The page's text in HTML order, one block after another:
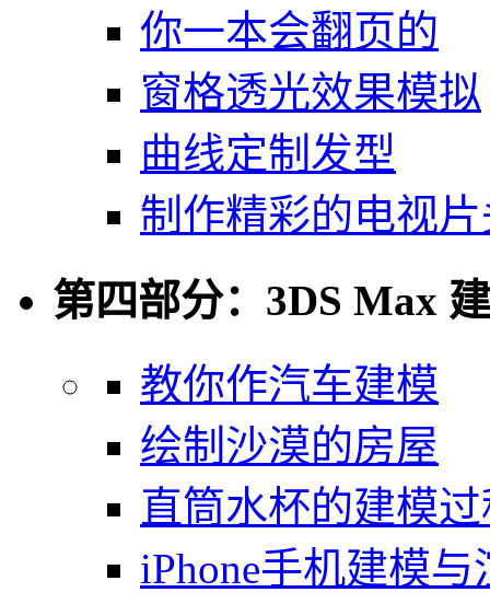
你一本会翻页的
窗格透光效果模拟
曲线定制发型
制作精彩的电视
第四部分：3DS Max
教你作汽车建模
绘制沙漠的房屋
直筒水杯的建模
iPhone手机建模